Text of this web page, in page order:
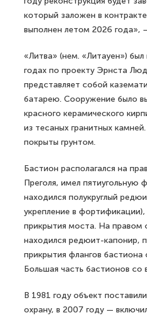
который заложен в
выполнен летом 2026 года»,
«Литва» (нем. «Литауен»)
годах по проекту Эрнста
представляет собой
батарею. Сооружение было
красного керамического
из тесаных гранитных
покрыты грунтом.
Бастион располагался на
Преголя, имел пятиугольную
находился полукруглый
укрепление в
прикрытия моста. На правом
находился редюит-капонир,
прикрытия флангов бастиона
Большая часть бастионов со
В 1981 году объект
охрану, в 2007 году —